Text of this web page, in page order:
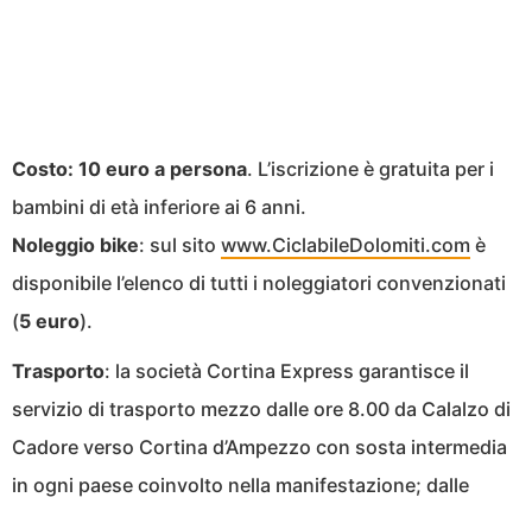
Costo: 10 euro a persona. L’iscrizione è gratuita per i
bambini di età inferiore ai 6 anni.
Noleggio bike: sul sito www.CiclabileDolomiti.com è
disponibile l’elenco di tutti i noleggiatori convenzionati
(5 euro).
Trasporto: la società Cortina Express garantisce il
servizio di trasporto mezzo dalle ore 8.00 da Calalzo di
Cadore verso Cortina d’Ampezzo con sosta intermedia
in ogni paese coinvolto nella manifestazione; dalle